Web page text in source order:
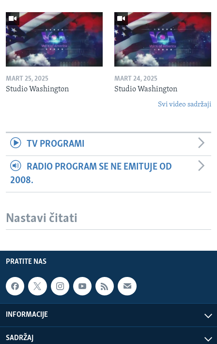
MART 25, 2025
Studio Washington
MART 24, 2025
Studio Washington
Svi video sadržaji
TV PROGRAMI
RADIO PROGRAM SE NE EMITUJE OD
2008.
Nastavi čitati
PRATITE NAS
INFORMACIJE
SADRŽAJ